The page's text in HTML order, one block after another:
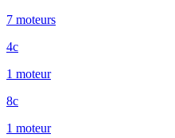
7 moteurs
4c
1 moteur
8c
1 moteur